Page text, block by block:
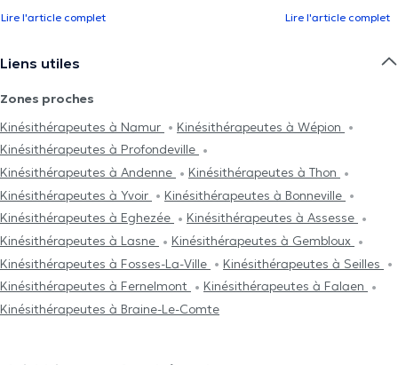
Lire l'article complet Lire l'article complet
Liens utiles
Zones proches
Kinésithérapeutes à Namur
Kinésithérapeutes à Wépion
Kinésithérapeutes à Profondeville
Kinésithérapeutes à Andenne
Kinésithérapeutes à Thon
Kinésithérapeutes à Yvoir
Kinésithérapeutes à Bonneville
Kinésithérapeutes à Eghezée
Kinésithérapeutes à Assesse
Kinésithérapeutes à Lasne
Kinésithérapeutes à Gembloux
Kinésithérapeutes à Fosses-La-Ville
Kinésithérapeutes à Seilles
Kinésithérapeutes à Fernelmont
Kinésithérapeutes à Falaen
Kinésithérapeutes à Braine-Le-Comte